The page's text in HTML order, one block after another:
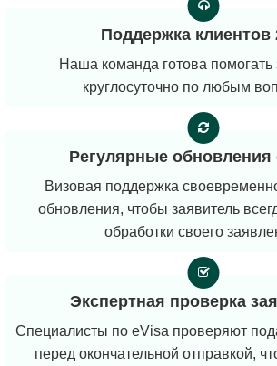
Поддержка клиентов
Наша команда готова помогать
круглосуточно по любым
Регулярные обновления
Визовая поддержка
обновления, чтобы заявитель
обработки своего
Экспертная проверка
Специалисты по eVisa проверяют
перед окончательной отправкой,